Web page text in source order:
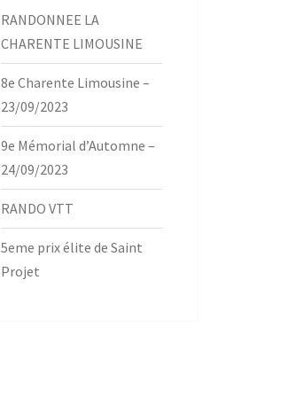
RANDONNEE LA
CHARENTE LIMOUSINE
8e Charente Limousine –
23/09/2023
9e Mémorial d’Automne –
24/09/2023
RANDO VTT
5eme prix élite de Saint
Projet